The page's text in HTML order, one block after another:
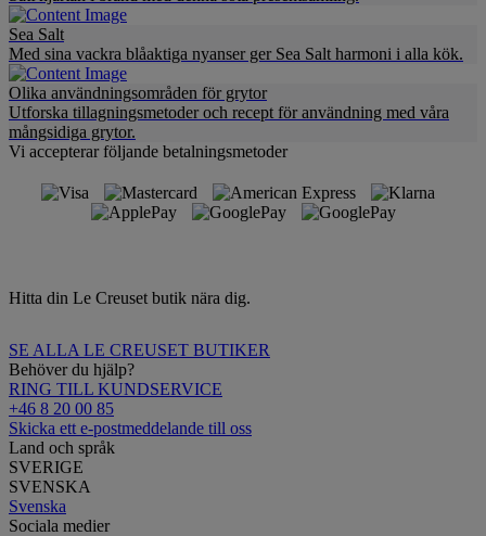
Sea Salt
Med sina vackra blåaktiga nyanser ger Sea Salt harmoni i alla kök.
Olika användningsområden för grytor
Utforska tillagningsmetoder och recept för användning med våra
mångsidiga grytor.
Vi accepterar följande betalningsmetoder
Hitta din Le Creuset butik nära dig.
SE ALLA LE CREUSET BUTIKER
Behöver du hjälp?
RING TILL KUNDSERVICE
+46 8 20 00 85
Skicka ett e-postmeddelande till oss
Land och språk
SVERIGE
SVENSKA
Svenska
Sociala medier